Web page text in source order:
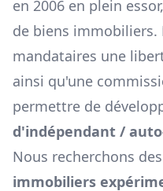
en 2006 en plein
de biens immobiliers.
mandataires une
ainsi qu'une
permettre de
d'indépendant /
Nous recherchons des
immobiliers